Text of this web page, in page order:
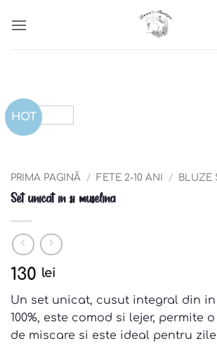
HOT
PRIMA PAGINĂ / FETE 2-10 ANI / BLUZE
Set unicat in si muselina
130 lei
Un set unicat, cusut integral din
100%, este comod si lejer, permite
de miscare si este ideal pentru